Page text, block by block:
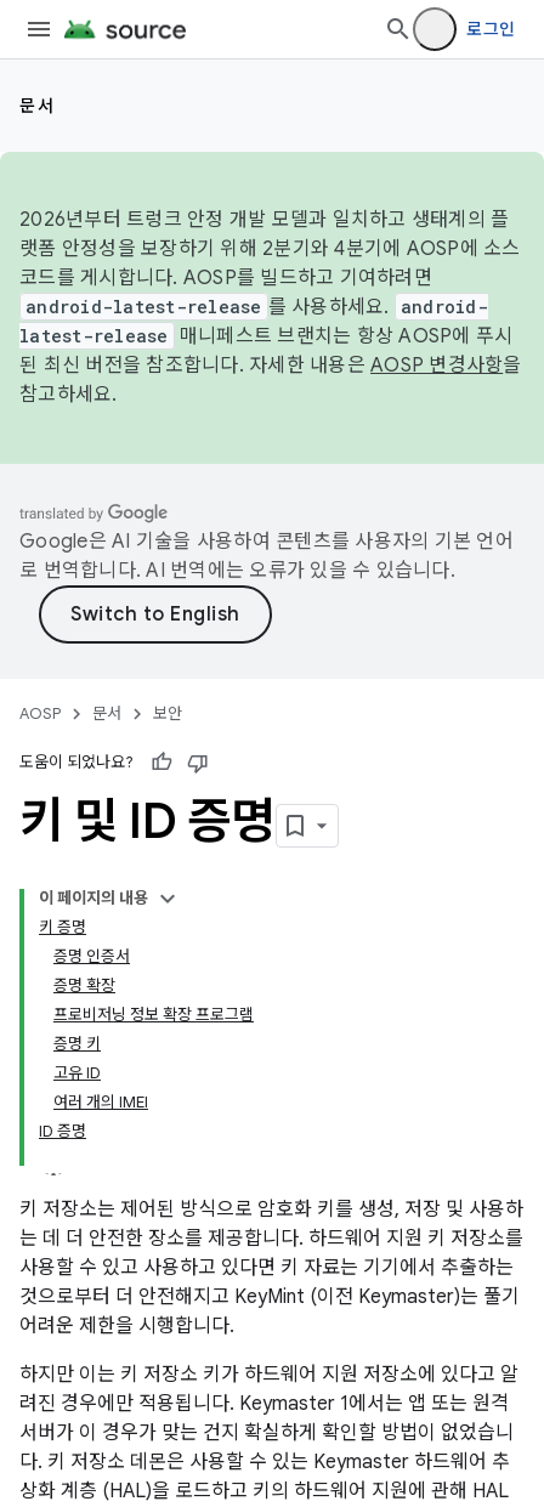
로그인
문서
2026년부터 트렁크 안정 개발 모델과 일치하고 생태계의 플
랫폼 안정성을 보장하기 위해 2분기와 4분기에 AOSP에 소스
코드를 게시합니다. AOSP를 빌드하고 기여하려면
android-latest-release 를 사용하세요.
android-
latest-release
매니페스트 브랜치는 항상 AOSP에 푸시
된 최신 버전을 참조합니다. 자세한 내용은 AOSP 변경사항을
참고하세요.
Google은 AI 기술을 사용하여 콘텐츠를 사용자의 기본 언어
로 번역합니다. AI 번역에는 오류가 있을 수 있습니다.
AOSP 문서 보안
도움이 되었나요?
키 및 ID 증명
이 페이지의 내용
키 증명
증명 인증서
증명 확장
프로비저닝 정보 확장 프로그램
증명 키
고유 ID
여러 개의 IMEI
ID 증명
키 저장소는 제어된 방식으로 암호화 키를 생성, 저장 및 사용하
는 데 더 안전한 장소를 제공합니다. 하드웨어 지원 키 저장소를
사용할 수 있고 사용하고 있다면 키 자료는 기기에서 추출하는
것으로부터 더 안전해지고 KeyMint (이전 Keymaster)는 풀기
어려운 제한을 시행합니다.
하지만 이는 키 저장소 키가 하드웨어 지원 저장소에 있다고 알
려진 경우에만 적용됩니다. Keymaster 1에서는 앱 또는 원격
서버가 이 경우가 맞는 건지 확실하게 확인할 방법이 없었습니
다. 키 저장소 데몬은 사용할 수 있는 Keymaster 하드웨어 추
상화 계층 (HAL)을 로드하고 키의 하드웨어 지원에 관해 HAL